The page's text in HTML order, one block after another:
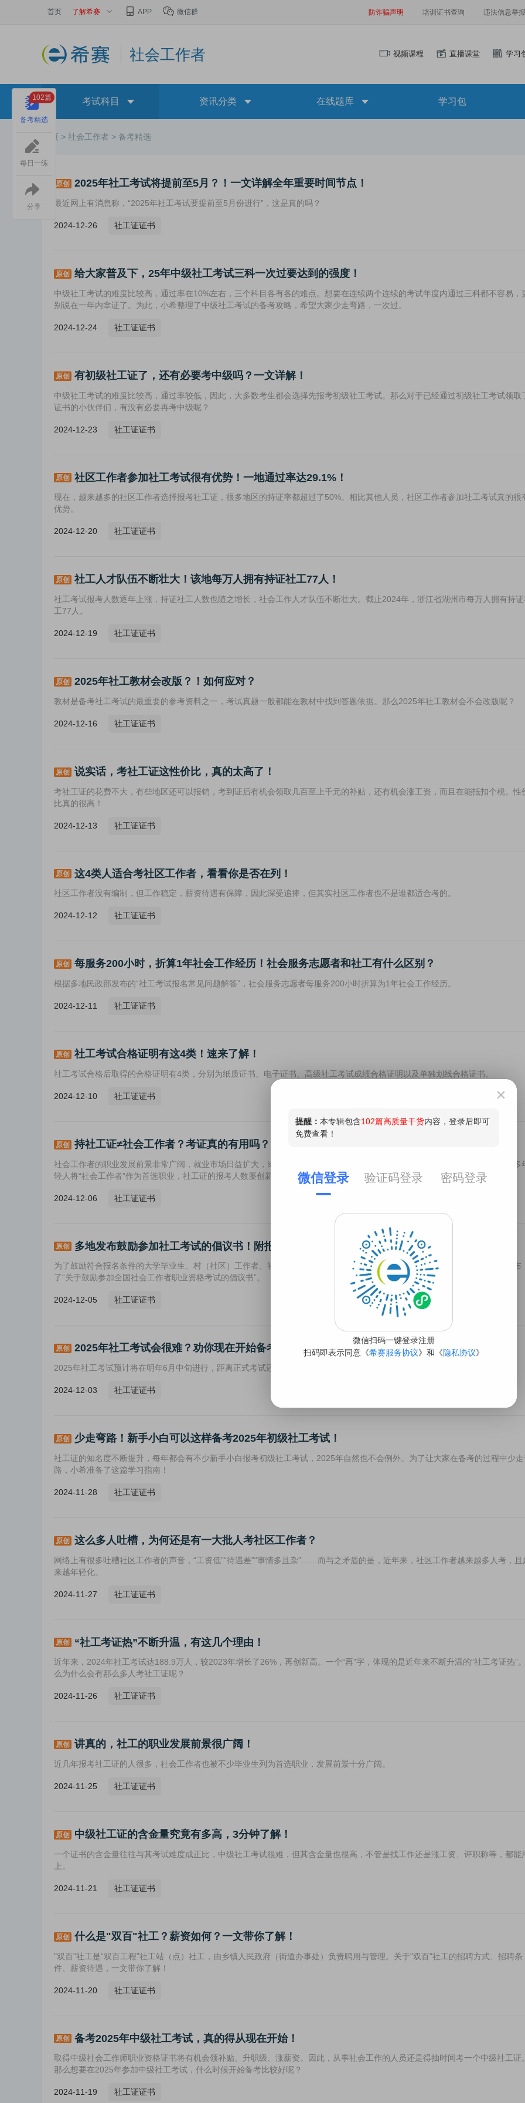
首页 了解希赛 APP 微信群 防诈骗声明 培训证书查询 违法信息举报
社会工作者 视频课程 直播课堂 学习
考试科目 资讯分类 在线题库 学习包
首页 > 社会工作者 > 备考精选
原创 2025年社工考试将提前至5月？！一文详解全年重要时间节点！
最近网上有消息称，“2025年社工考试要提前至5月份进行”，这是真的吗？
2024-12-26 社工证证书
原创 给大家普及下，25年中级社工考试三科一次过要达到的强度！
中级社工考试的难度比较高，通过率在10%左右，三个科目各有各的难点。想要在连续两个连续的考试年度内通过三科都不容易，
别说在一年内拿证了。为此，小希整理了中级社工考试的备考攻略，希望大家少走弯路，一次过。
2024-12-24 社工证证书
原创 有初级社工证了，还有必要考中级吗？一文详解！
中级社工考试的难度比较高，通过率较低，因此，大多数考生都会选择先报考初级社工考试。那么对于已经通过初级社工考试领取
证书的小伙伴们，有没有必要再考中级呢？
2024-12-23 社工证证书
原创 社区工作者参加社工考试很有优势！一地通过率达29.1%！
现在，越来越多的社区工作者选择报考社工证，很多地区的持证率都超过了50%。相比其他人员，社区工作者参加社工考试真的很
优势。
2024-12-20 社工证证书
原创 社工人才队伍不断壮大！该地每万人拥有持证社工77人！
社工考试报考人数逐年上涨，持证社工人数也随之增长，社会工作人才队伍不断壮大。截止2024年，浙江省湖州市每万人拥有持
工77人。
2024-12-19 社工证证书
原创 2025年社工教材会改版？！如何应对？
教材是备考社工考试的最重要的参考资料之一，考试真题一般都能在教材中找到答题依据。那么2025年社工教材会不会改版呢？
2024-12-16 社工证证书
原创 说实话，考社工证这性价比，真的太高了！
考社工证的花费不大，有些地区还可以报销，考到证后有机会领取几百至上千元的补贴，还有机会涨工资，而且在能抵扣个税。性
比真的很高！
2024-12-13 社工证证书
原创 这4类人适合考社区工作者，看看你是否在列！
社区工作者没有编制，但工作稳定，薪资待遇有保障，因此深受追捧，但其实社区工作者也不是谁都适合考的。
2024-12-12 社工证证书
原创 每服务200小时，折算1年社会工作经历！社会服务志愿者和社工有什么区别？
根据多地民政部发布的“社工考试报名常见问题解答”，社会服务志愿者每服务200小时折算为1年社会工作经历。
2024-12-11 社工证证书
原创 社工考试合格证明有这4类！速来了解！
社工考试合格后取得的合格证明有4类，分别为纸质证书、电子证书、高级社工考试成绩合格证明以及单独划线合格证书。
2024-12-10 社工证证书
原创 持社工证≠社会工作者？考证真的有用吗？
社会工作者的职业发展前景非常广阔，就业市场日益扩大，岗位需求随之增长，影响力和认可度也得到显著提升。因此，越来越多
轻人将“社会工作者”作为首选职业，社工证的报考人数屡创新高。不过需要注意的是，有了社工证并意味着就是社会工作者了。
2024-12-06 社工证证书
原创 多地发布鼓励参加社工考试的倡议书！附报考指南
为了鼓励符合报名条件的大学毕业生、村（社区）工作者、社会组织从业人员、志愿者等人员参加社工考试，多地社会工作部发布
了“关于鼓励参加全国社会工作者职业资格考试的倡议书”。
2024-12-05 社工证证书
原创 2025年社工考试会很难？劝你现在开始备考！
2025年社工考试预计将在明年6月中旬进行，距离正式考试还有7个多月的时间。2025年社工考试会很难吗？如何备考呢？
2024-12-03 社工证证书
原创 少走弯路！新手小白可以这样备考2025年初级社工考试！
社工证的知名度不断提升，每年都会有不少新手小白报考初级社工考试，2025年自然也不会例外。为了让大家在备考的过程中少
路，小希准备了这篇学习指南！
2024-11-28 社工证证书
原创 这么多人吐槽，为何还是有一大批人考社区工作者？
网络上有很多吐槽社区工作者的声音，“工资低”“待遇差”“事情多且杂”……而与之矛盾的是，近年来，社区工作者越来越多人考，且
来越年轻化。
2024-11-27 社工证证书
原创 “社工考证热”不断升温，有这几个理由！
近年来，2024年社工考试达188.9万人，较2023年增长了26%，再创新高。一个“再”字，体现的是近年来不断升温的“社工考证热”
么为什么会有那么多人考社工证呢？
2024-11-26 社工证证书
原创 讲真的，社工的职业发展前景很广阔！
近几年报考社工证的人很多，社会工作者也被不少毕业生列为首选职业，发展前景十分广阔。
2024-11-25 社工证证书
原创 中级社工证的含金量究竟有多高，3分钟了解！
一个证书的含金量往往与其考试难度成正比，中级社工考试很难，但其含金量也很高，不管是找工作还是涨工资、评职称等，都能
上。
2024-11-21 社工证证书
原创 什么是"双百"社工？薪资如何？一文带你了解！
"双百"社工是“双百工程”社工站（点）社工，由乡镇人民政府（街道办事处）负责聘用与管理。关于"双百"社工的招聘方式、招聘条
件、薪资待遇，一文带你了解！
2024-11-20 社工证证书
原创 备考2025年中级社工考试，真的得从现在开始！
取得中级社会工作师职业资格证书将有机会领补贴、升职级、涨薪资。因此，从事社会工作的人员还是得抽时间考一个中级社工证
那么想要在2025年参加中级社工考试，什么时候开始备考比较好呢？
2024-11-19 社工证证书
备考精选
102篇
每日一练
分享